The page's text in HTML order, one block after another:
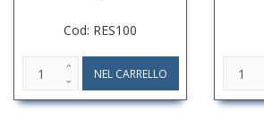
Cod: RES100